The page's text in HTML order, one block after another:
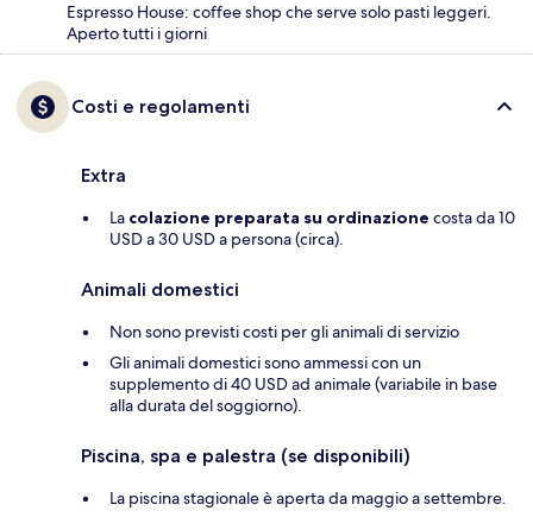
Espresso House: coffee shop che serve solo pasti leggeri.
Aperto tutti i giorni
Costi e regolamenti
Extra
La colazione preparata su ordinazione costa da 10
USD a 30 USD a persona (circa).
Animali domestici
Non sono previsti costi per gli animali di servizio
Gli animali domestici sono ammessi con un
supplemento di 40 USD ad animale (variabile in base
alla durata del soggiorno).
Piscina, spa e palestra (se disponibili)
La piscina stagionale è aperta da maggio a settembre.